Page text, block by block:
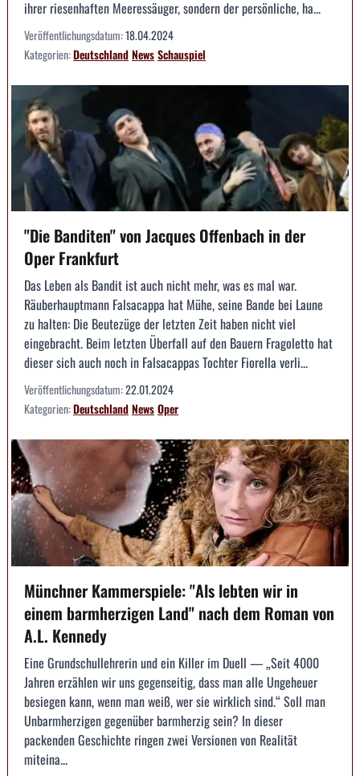
ihrer riesenhaften Meeressäuger, sondern der persönliche, ha...
Veröffentlichungsdatum:18.04.2024
Kategorien:DeutschlandNewsSchauspiel
"Die Banditen" von Jacques Offenbach in der
Oper Frankfurt
Das Leben als Bandit ist auch nicht mehr, was es mal war.
Räuberhauptmann Falsacappa hat Mühe, seine Bande bei Laune
zu halten: Die Beutezüge der letzten Zeit haben nicht viel
eingebracht. Beim letzten Überfall auf den Bauern Fragoletto hat
dieser sich auch noch in Falsacappas Tochter Fiorella verli...
Veröffentlichungsdatum:22.01.2024
Kategorien:DeutschlandNewsOper
Münchner Kammerspiele: "Als lebten wir in
einem barmherzigen Land" nach dem Roman von
A.L. Kennedy
Eine Grundschullehrerin und ein Killer im Duell — „Seit 4000
Jahren erzählen wir uns gegenseitig, dass man alle Ungeheuer
besiegen kann, wenn man weiß, wer sie wirklich sind.“ Soll man
Unbarmherzigen gegenüber barmherzig sein? In dieser
packenden Geschichte ringen zwei Versionen von Realität
miteina...